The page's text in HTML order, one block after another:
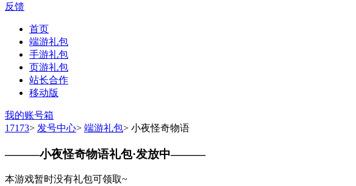
反馈
首页
端游礼包
手游礼包
页游礼包
站长合作
移动版
我的账号箱
17173> 发号中心> 端游礼包> 小夜怪奇物语
———小夜怪奇物语礼包·发放中———
本游戏暂时没有礼包可领取~